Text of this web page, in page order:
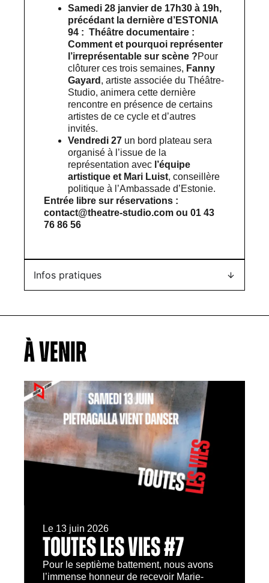
Samedi 28 janvier de 17h30 à 19h,
précédant la dernière d’ESTONIA
94 : Théâtre documentaire :
Comment et pourquoi représenter
l’irreprésentable sur scène ?Pour
clôturer ces trois semaines, Fanny
Gayard , artiste associée du Théâtre-
Studio, animera cette dernière
rencontre en présence de certains
artistes de ce cycle et d’autres
invités.
Vendredi 27 un bord plateau sera
organisé à l’issue de la
représentation avec l’équipe
artistique et Mari Luist, conseillère
politique à l’Ambassade d’Estonie.
Entrée libre sur réservations :
contact@theatre-studio.com ou 01 43
76 86 56
Infos pratiques
À VENIR
Le 13 juin 2026
TOUTES LES VIES #7
Pour le septième battement, nous avons
l’immense honneur de recevoir Marie-